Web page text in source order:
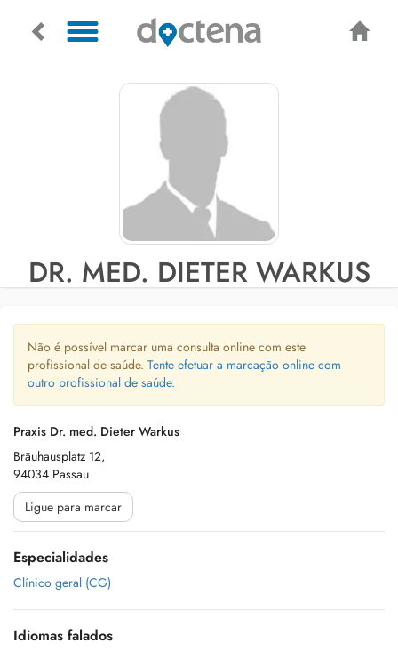
DR. MED. DIETER WARKUS
Não é possível marcar uma consulta online com este
profissional de saúde. Tente efetuar a marcação online com
outro profissional de saúde.
Praxis Dr. med. Dieter Warkus
Bräuhausplatz 12,
94034 Passau
Ligue para marcar
Especialidades
Clínico geral (CG)
Idiomas falados